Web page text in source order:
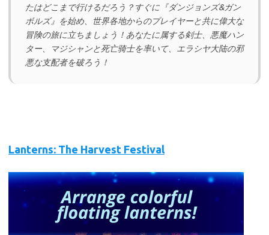
たはどこまで行けるだろう？すぐに『ダンジョンズ&ガン
ボルズ』を始め、世界各地からのプレイヤーと共に偉大な
冒険の旅に立ちましょう！あなたに属する剣士、悪魔ハン
ター、マジシャンと死亡骑士を率いて、エラシヤ大陆の邪
悪な支配者を破ろう！
Lanterns: The Harvest Festival